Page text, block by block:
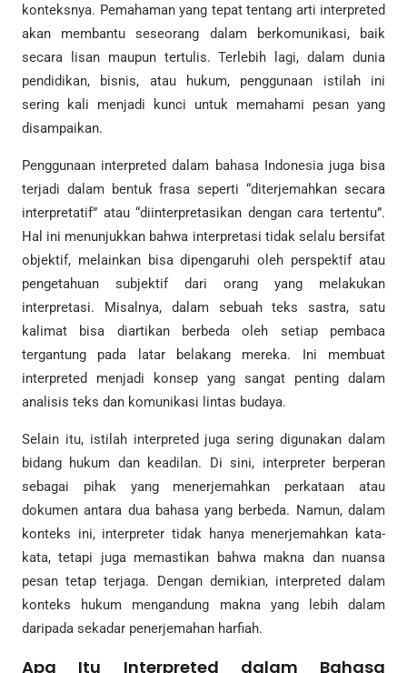
konteksnya. Pemahaman yang tepat tentang arti interpreted
akan membantu seseorang dalam berkomunikasi, baik
secara lisan maupun tertulis. Terlebih lagi, dalam dunia
pendidikan, bisnis, atau hukum, penggunaan istilah ini
sering kali menjadi kunci untuk memahami pesan yang
disampaikan.
Penggunaan interpreted dalam bahasa Indonesia juga bisa
terjadi dalam bentuk frasa seperti “diterjemahkan secara
interpretatif” atau “diinterpretasikan dengan cara tertentu”.
Hal ini menunjukkan bahwa interpretasi tidak selalu bersifat
objektif, melainkan bisa dipengaruhi oleh perspektif atau
pengetahuan subjektif dari orang yang melakukan
interpretasi. Misalnya, dalam sebuah teks sastra, satu
kalimat bisa diartikan berbeda oleh setiap pembaca
tergantung pada latar belakang mereka. Ini membuat
interpreted menjadi konsep yang sangat penting dalam
analisis teks dan komunikasi lintas budaya.
Selain itu, istilah interpreted juga sering digunakan dalam
bidang hukum dan keadilan. Di sini, interpreter berperan
sebagai pihak yang menerjemahkan perkataan atau
dokumen antara dua bahasa yang berbeda. Namun, dalam
konteks ini, interpreter tidak hanya menerjemahkan kata-
kata, tetapi juga memastikan bahwa makna dan nuansa
pesan tetap terjaga. Dengan demikian, interpreted dalam
konteks hukum mengandung makna yang lebih dalam
daripada sekadar penerjemahan harfiah.
Apa Itu Interpreted dalam Bahasa